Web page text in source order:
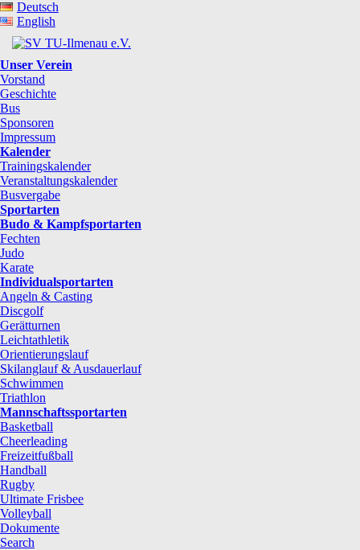
Deutsch
English
Unser Verein
Vorstand
Geschichte
Bus
Sponsoren
Impressum
Kalender
Trainingskalender
Veranstaltungskalender
Busvergabe
Sportarten
Budo & Kampfsportarten
Fechten
Judo
Karate
Individualsportarten
Angeln & Casting
Discgolf
Gerätturnen
Leichtathletik
Orientierungslauf
Skilanglauf & Ausdauerlauf
Schwimmen
Triathlon
Mannschaftssportarten
Basketball
Cheerleading
Freizeitfußball
Handball
Rugby
Ultimate Frisbee
Volleyball
Dokumente
Search